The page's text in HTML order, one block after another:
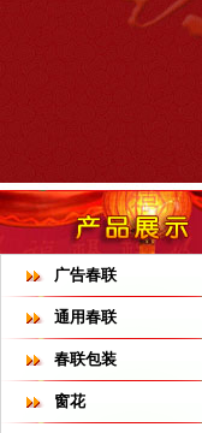
广告春联
通用春联
春联包装
窗花